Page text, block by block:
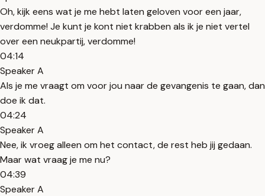
Oh, kijk eens wat je me hebt laten geloven voor een jaar,
verdomme! Je kunt je kont niet krabben als ik je niet vertel
over een neukpartij, verdomme!
04:14
Speaker A
Als je me vraagt om voor jou naar de gevangenis te gaan, dan
doe ik dat.
04:24
Speaker A
Nee, ik vroeg alleen om het contact, de rest heb jij gedaan.
Maar wat vraag je me nu?
04:39
Speaker A